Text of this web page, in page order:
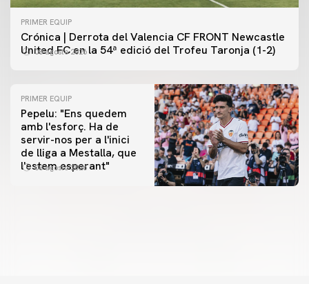
PRIMER EQUIP
Crónica | Derrota del Valencia CF FRONT Newcastle
United FC en la 54ª edició del Trofeu Taronja (1-2)
08 agosto 2026
PRIMER EQUIP
Pepelu: "Ens quedem
amb l'esforç. Ha de
servir-nos per a l'inici
de lliga a Mestalla, que
l'estem esperant"
08 agosto 2026
PRIMER EQUIP
📸 #ValenciaNUFC
PRIMER EQUIP
MESTALLA 📍